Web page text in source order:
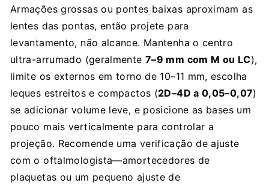
Armações grossas ou pontes baixas aproximam as
lentes das pontas, então projete para
levantamento, não alcance. Mantenha o centro
ultra-arrumado (geralmente 7–9 mm com M ou LC),
limite os externos em torno de 10–11 mm, escolha
leques estreitos e compactos (2D–4D a 0,05–0,07)
se adicionar volume leve, e posicione as bases um
pouco mais verticalmente para controlar a
projeção. Recomende uma verificação de ajuste
com o oftalmologista—amortecedores de
plaquetas ou um pequeno ajuste de